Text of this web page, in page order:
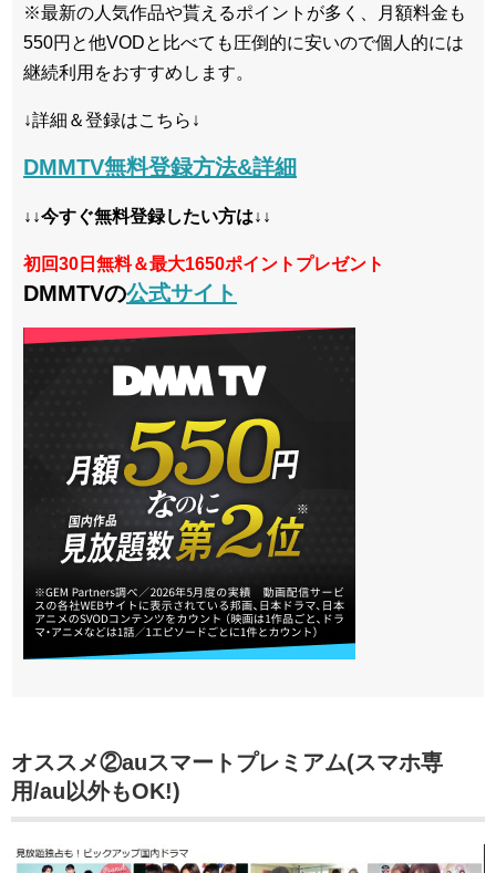
※最新の人気作品や貰えるポイントが多く、月額料金も
550円と他VODと比べても圧倒的に安いので個人的には
継続利用をおすすめします。
↓詳細＆登録はこちら↓
DMMTV無料登録方法&詳細
↓↓今すぐ無料登録したい方は↓↓
初回30日無料＆最大1650ポイントプレゼント
DMMTVの公式サイト
オススメ②auスマートプレミアム(スマホ専
用/au以外もOK!)